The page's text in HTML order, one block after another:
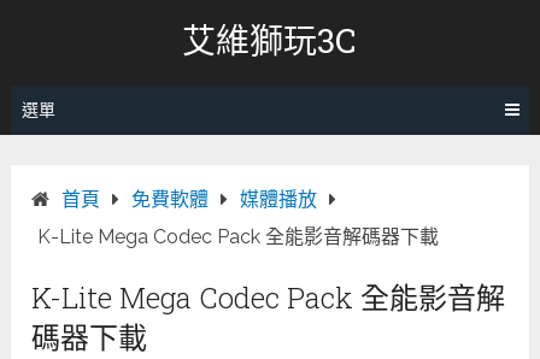
艾維獅玩3C
選單
首頁 免費軟體
媒體播放
K-Lite Mega Codec Pack 全能影音解碼器下載
K-Lite Mega Codec Pack 全能影音解
碼器下載